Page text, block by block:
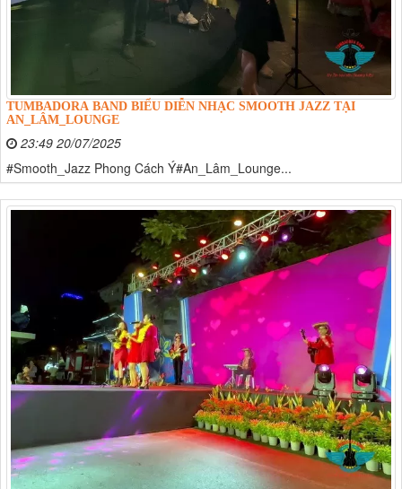
TUMBADORA BAND BIỂU DIỄN NHẠC SMOOTH JAZZ TẠI
AN_LÂM_LOUNGE
23:49 20/07/2025
#Smooth_Jazz Phong Cách Ý#An_Lâm_Lounge...